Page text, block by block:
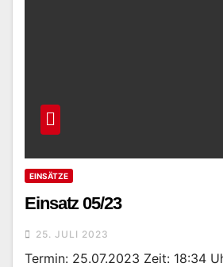
EINSÄTZE
Einsatz 05/23
25. JULI 2023
Termin: 25.07.2023 Zeit: 18:34